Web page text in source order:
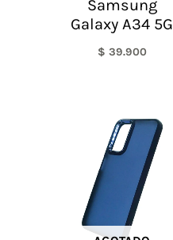
Samsung
Galaxy A34 5G
$ 39.900